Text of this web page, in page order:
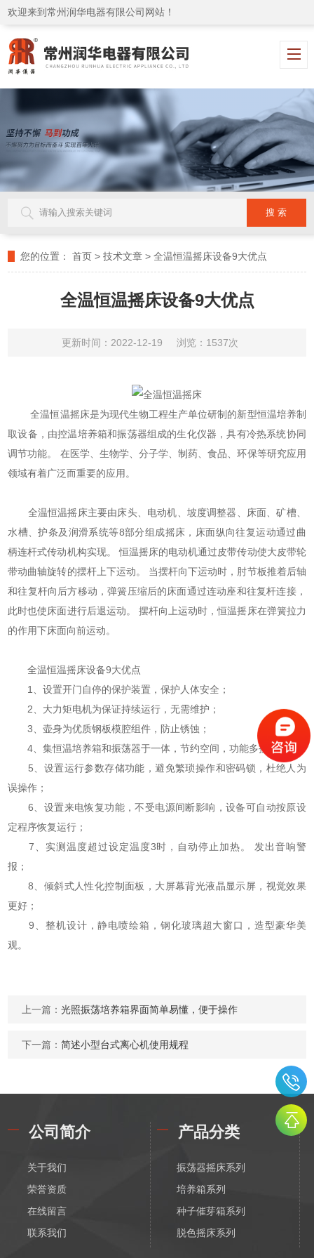
欢迎来到常州润华电器有限公司网站！
您的位置： 首页 >技术文章 >全温恒温摇床设备9大优点
全温恒温摇床设备9大优点
更新时间：2022-12-19 浏览：1537次
全温恒温摇床是为现代生物工程生产单位研制的新型恒温培养制
取设备，由控温培养箱和振荡器组成的生化仪器，具有冷热系统协同
调节功能。 在医学、生物学、分子学、制药、食品、环保等研究应用
领域有着广泛而重要的应用。
全温恒温摇床主要由床头、电动机、坡度调整器、床面、矿槽、
水槽、护条及润滑系统等8部分组成摇床，床面纵向往复运动通过曲
柄连杆式传动机构实现。 恒温摇床的电动机通过皮带传动使大皮带轮
带动曲轴旋转的摆杆上下运动。 当摆杆向下运动时，肘节板推着后轴
和往复杆向后方移动，弹簧压缩后的床面通过连动座和往复杆连接，
此时也使床面进行后退运动。 摆杆向上运动时，恒温摇床在弹簧拉力
的作用下床面向前运动。
全温恒温摇床设备9大优点
1、设置开门自停的保护装置，保护人体安全；
2、大力矩电机为保证持续运行，无需维护；
3、壶身为优质钢板模腔组件，防止锈蚀；
4、集恒温培养箱和振荡器于一体，节约空间，功能多投资少；
5、设置运行参数存储功能，避免繁琐操作和密码锁，杜绝人为
误操作；
6、设置来电恢复功能，不受电源间断影响，设备可自动按原设
定程序恢复运行；
7、实测温度超过设定温度3时，自动停止加热。 发出音响警
报；
8、倾斜式人性化控制面板，大屏幕背光液晶显示屏，视觉效果
更好；
9、整机设计，静电喷绘箱，钢化玻璃超大窗口，造型豪华美
观。
上一篇：光照振荡培养箱界面简单易懂，便于操作
下一篇：简述小型台式离心机使用规程
公司简介
关于我们
荣誉资质
在线留言
联系我们
产品分类
振荡器摇床系列
培养箱系列
种子催芽箱系列
脱色摇床系列